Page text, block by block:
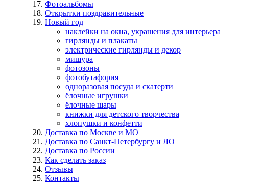
Фотоальбомы
Открытки поздравительные
Новый год
наклейки на окна, украшения для интерьера
гирлянды и плакаты
электрические гирлянды и декор
мишура
фотозоны
фотобутафория
одноразовая посуда и скатерти
ёлочные игрушки
ёлочные шары
книжки для детского творчества
хлопушки и конфетти
Доставка по Москве и МО
Доставка по Санкт-Петербургу и ЛО
Доставка по России
Как сделать заказ
Отзывы
Контакты